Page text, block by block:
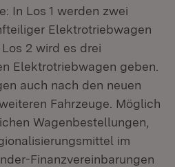
In Los 1 werden zwei
Elektrotriebwagen
2 wird es drei
Elektrotriebwagen geben.
auch nach den neuen
Fahrzeuge. Möglich
Wagenbestellungen,
im
Finanzvereinbarungen